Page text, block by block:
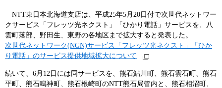
NTT東日本北海道支店は、平成25年5月20日付で次世代ネットワー
クサービス「フレッツ光ネクスト」「ひかり電話」サービスを、八
雲町落部、野田生、東野の各地区まで拡大すると発表した。
次世代ネットワーク(NGN)サービス「フレッツ光ネクスト」「ひか
り電話」のサービス提供地域拡大について
続いて、6月12日には同サービスを、熊石鮎川町、熊石雲石町、熊石
平町、熊石鳴神町、熊石根崎町のNTT熊石局管内と、熊石相沼町、